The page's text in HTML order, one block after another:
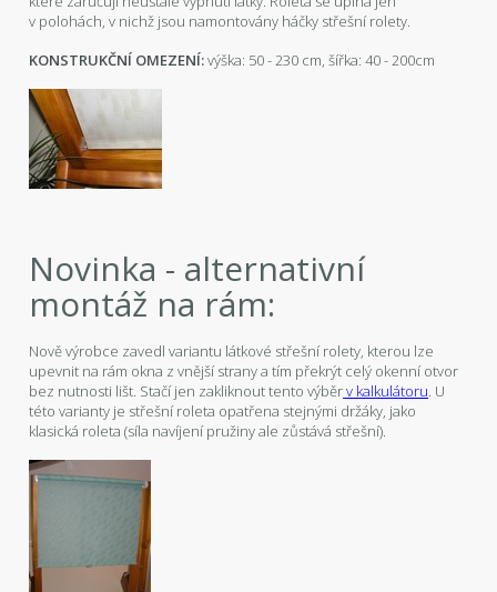
v polohách, v nichž jsou namontovány háčky střešní rolety.
KONSTRUKČNÍ OMEZENÍ:výška: 50 - 230 cm, šířka: 40 - 200cm
Novinka - alternativní
montáž na rám:
Nově výrobce zavedl variantu látkové střešní rolety, kterou lze
upevnit na rám okna z vnější strany a tím překrýt celý okenní otvor
bez nutnosti lišt. Stačí jen zakliknout tento výběrv kalkulátoru. U
této varianty je střešní roleta opatřena stejnými držáky, jako
klasická roleta (síla navíjení pružiny ale zůstává střešní).